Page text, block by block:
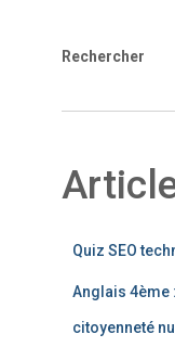
Rechercher
Quiz SEO
Anglais 4ème
citoyenneté